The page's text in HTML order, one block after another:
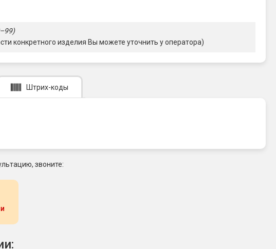
конкретного изделия Вы можете уточнить у оператора)
Штрих-коды
звоните: